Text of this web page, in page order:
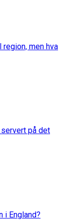
men hva
på det
i England?